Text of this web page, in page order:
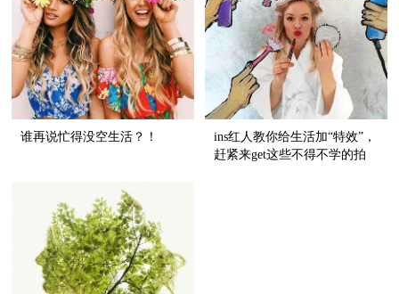
谁再说忙得没空生活？！
ins红人教你给生活加“特效”，
赶紧来get这些不得不学的拍